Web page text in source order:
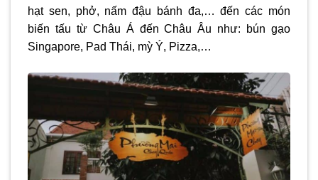
hạt sen, phở, nấm đậu bánh đa,… đến các món
biến tấu từ Châu Á đến Châu Âu như: bún gạo
Singapore, Pad Thái, mỳ Ý, Pizza,…